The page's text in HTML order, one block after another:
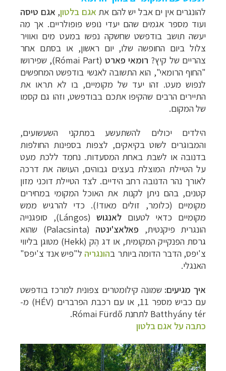
להונגרים אין ים אבל יש להם את אגם בלטון, אגם טיסה
ועוד מספר אגמים שהם יעדי נופש פופולריים. אך מה
יעשה תושב בודפשט שחשקה נפשו במעט מים ואוויר
צלול ביום החופשה שלו, יום ראשון, או בסתם אחר
צהריים של קיץ? רומאי פארט (
Római Part), שפירושו
"החוף הרומאי", הוא התשובה לאנשי בודפשט המחפשים
לנפוש מעט. זהו יעד של מקומיים, בו לא תראו את
התיירים הרבים שהקיפו אתכם בבודפשט, וזהו גם קסמו
של המקום.
הילדים יכולים להשתעשע במתקני השעשועים,
והמבוגרים לשוט בקיאקים, לצפות בספינות החולפות
בדנובה או לשבת באחת המסעדות. נחמד ללכת מעט
על הטיילת המוצלת בעצים גבוהים, העושה את דרכה
לאורך נהר הדנובה רחב הידיים. לצד הטיילת דוכני מזון
קטנים, בהם ניתן לקנות את האוכל המקומי במחירים
מקומיים (כלומר, זולים מאוד!). כדי להרגיש ממש
מקומיים כדאי לטעום לאנגוש(
Lángos), סופגנייה
הונגרית פיקנטית, פאלאצ'ינטה (
Palacsinta) שהוא
גרסת הפנקייק המקומית, או דג הֶק (Hekk) מטוגן בליווי
צ'יפס, הדבר הדומה ביותר בהונגריה ל"פיש אנד צ'יפס"
האנגלי.
איך מגיעים:שמונה קילומטרים צפונית למרכז בודפשט
עם כביש מספר 11, או עם רכבת הפרברים (
HÉV) מ-
Batthyány tér לתחנת Római Fürdő
.
כתבה על אגם בלטון